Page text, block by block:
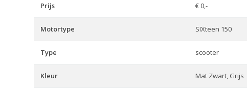
Prijs € 0,-
Motortype SIXteen 150
Type scooter
Kleur Mat Zwart, Grijs